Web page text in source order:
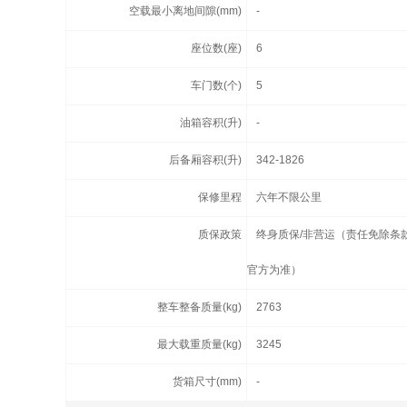
空载最小离地间隙(mm) -
座位数(座) 6
车门数(个) 5
油箱容积(升) -
后备厢容积(升) 342-1826
保修里程 六年不限公里
质保政策 终身质保/非营运（责任免除条
官方为准）
整车整备质量(kg) 2763
最大载重质量(kg) 3245
货箱尺寸(mm) -